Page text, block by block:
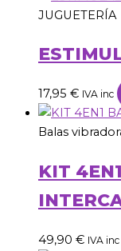
JUGUETERÍA
17,95 € IVA inc
Balas
KIT
49,90 € IVA inc